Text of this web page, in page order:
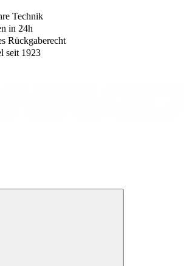
Technik
in 24h
Rückgaberecht
seit 1923